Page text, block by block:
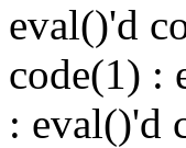
eval()'d
code(1) :
: eval()'d